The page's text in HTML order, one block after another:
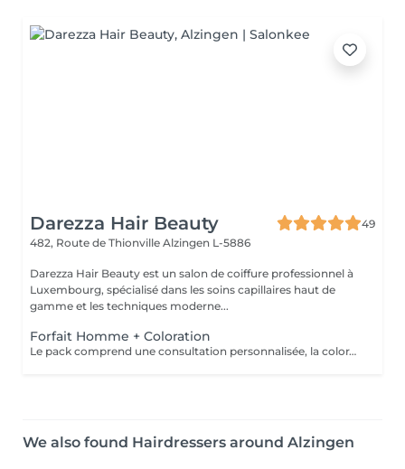
Darezza Hair Beauty
49
482, Route de Thionville Alzingen L-5886
Darezza Hair Beauty est un salon de coiffure professionnel à
Luxembourg, spécialisé dans les soins capillaires haut de
gamme et les techniques moderne...
Forfait Homme + Coloration
Le pack comprend une consultation personnalisée, la coloration avec les produits LOREAL PROFESSIONNEL , shampooing et conditionneur spécifiques , la coupe ( finitions sur cheveux secs) , les produits de styling * Tarifs à titre indicatifs à confirmer après la consultation personnalisée établit auprès de votre coiffeur/stylist/spécialiste * La direction se réserve le droit d’apporter des modifications pour le bon fonctionnement du salon
We also found Hairdressers around Alzingen